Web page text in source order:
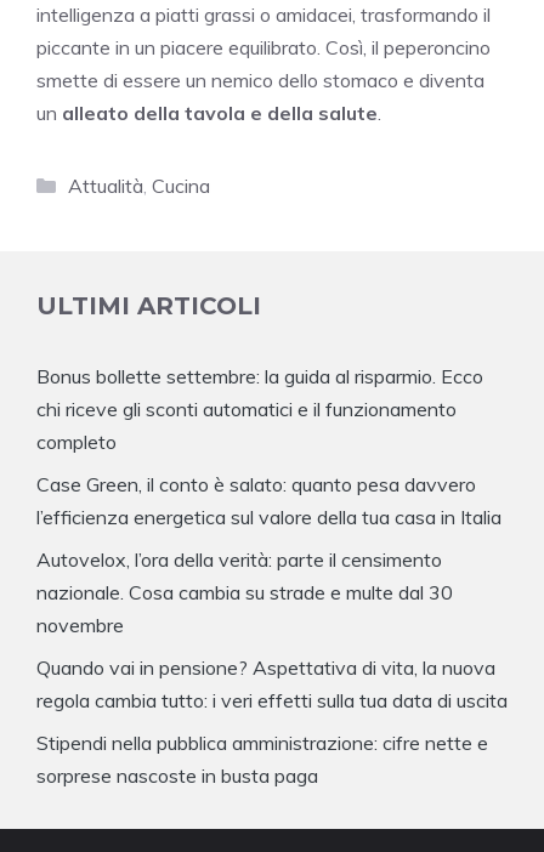
intelligenza a piatti grassi o amidacei, trasformando il
piccante in un piacere equilibrato. Così, il peperoncino
smette di essere un nemico dello stomaco e diventa
un alleato della tavola e della salute
Categorie
Attualità Cucina
ULTIMI ARTICOLI
Bonus bollette settembre: la guida al risparmio. Ecco
chi riceve gli sconti automatici e il funzionamento
completo
Case Green, il conto è salato: quanto pesa davvero
l’efficienza energetica sul valore della tua casa in Italia
Autovelox, l’ora della verità: parte il censimento
nazionale. Cosa cambia su strade e multe dal 30
novembre
Quando vai in pensione? Aspettativa di vita, la nuova
regola cambia tutto: i veri effetti sulla tua data di uscita
Stipendi nella pubblica amministrazione: cifre nette e
sorprese nascoste in busta paga